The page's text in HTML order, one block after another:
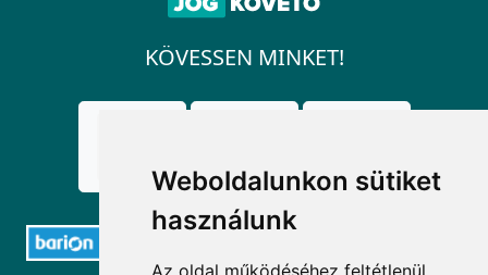
Weboldalunkon sütiket
használunk
Az oldal működéséhez feltétlenül
KÖVESSEN MINKET!